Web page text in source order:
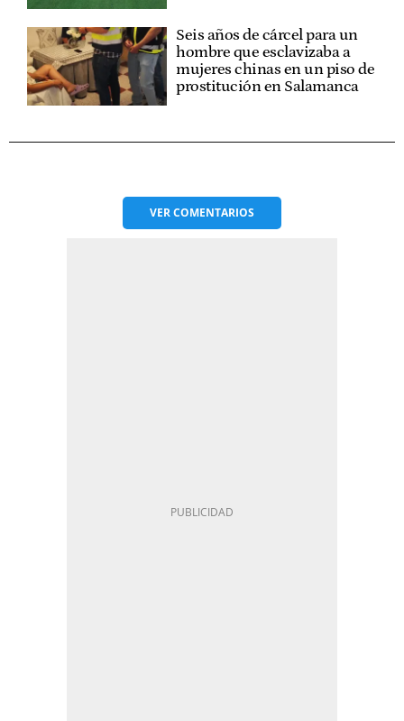
Seis años de cárcel para un
hombre que esclavizaba a
mujeres chinas en un piso de
prostitución en Salamanca
VERCOMENTARIOS